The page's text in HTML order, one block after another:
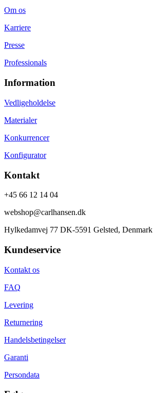
Om os
Karriere
Presse
Professionals
Information
Vedligeholdelse
Materialer
Konkurrencer
Konfigurator
Kontakt
+45 66 12 14 04
webshop@carlhansen.dk
Hylkedamvej 77 DK-5591 Gelsted, Denmark
Kundeservice
Kontakt os
FAQ
Levering
Returnering
Handelsbetingelser
Garanti
Persondata